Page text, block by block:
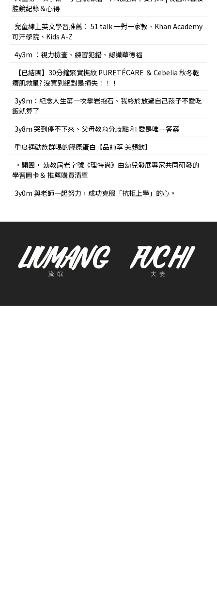
腔鏡紀錄＆心得
兒童線上英文學習推薦： 51 talk 一對一家教、Khan Academy
可汗學院、Kids A-Z
4y3m ：視力檢查、練習犯錯、認識華德福
【已結團】30分鐘緊實撫紋 PURETÉCARE ＆ Cebelia 秋冬乾
癢肌救星? 沒買到絕對是損失！！！
3y9m：紀念人生第一次攀岩抱石、我終於放過自己孩子不愛吃
飯就算了
3y8m 哭到停不下來、父母教育分歧點 和 愛是唯一答案
重度運動族群喝的膠原蛋白【品純萃 美顏飲】
•開團• 幼教屆老字號《理特尚》由幼兒發展專家共同研發的
學習圖卡＆ 推薦購買清單
3y0m 與老師一起努力，成功克服「抗拒上學」的心。